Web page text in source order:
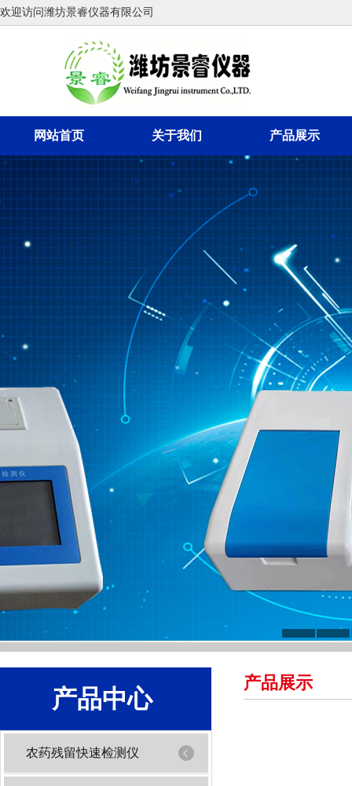
欢迎访问潍坊景睿仪器有限公司
网站首页 关于我们 产品展示
产品中心
农药残留快速检测仪
产品展示